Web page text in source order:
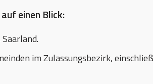
einen Blick:
im Zulassungsbezirk,